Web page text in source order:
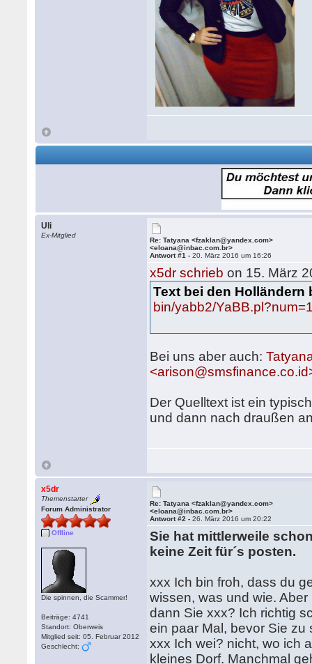
Uli
Ex-Mitglied
Re: Tatyana <fzaklan@yandex.com>
<eloana@inbac.com.br>
Antwort #1 -20. März 2016 um 16:26
x5dr schrieb on 15. März
Text bei den Holländern
bin/yabb2/
Bei uns aber auch:
Der Quelltext ist ein
und dann nach draußen
x5dr
Themenstarter
Forum Administrator
Offline
Die spinnen, die Scammer!
Beiträge: 4741
Standort: Oberweis
Mitglied seit: 05. Februar 2012
Geschlecht:
Re: Tatyana <fzaklan@yandex.com>
<eloana@inbac.com.br>
Antwort #2 -26. März 2016 um 20:22
Sie hat mittlerweile
keine Zeit für´s posten.
xxx Ich bin froh, dass du
wissen, was und wie.
dann Sie xxx? Ich richtig
ein paar Mal, bevor Sie zu
xxx Ich wei? nicht, wo ich
kleines Dorf. Manchmal